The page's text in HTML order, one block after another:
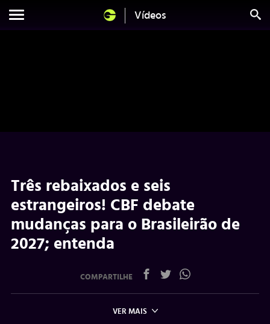
Vídeos
Três rebaixados e seis
estrangeiros! CBF debate
mudanças para o Brasileirão de
2027; entenda
COMPARTILHE
VER MAIS